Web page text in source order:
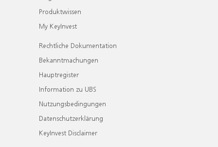
Produktwissen
My KeyInvest
Rechtliche Dokumentation
Bekanntmachungen
Hauptregister
Information zu UBS
Nutzungsbedingungen
Datenschutzerklärung
KeyInvest Disclaimer